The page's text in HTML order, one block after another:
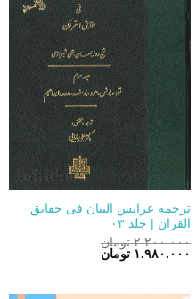
ترجمه عرایس البیان فی حقایق
القران | جلد ۰۳
۲.۲۰۰.۰۰۰ تومان
قیمت
۱.۹۸۰.۰۰۰ تومانقیمت